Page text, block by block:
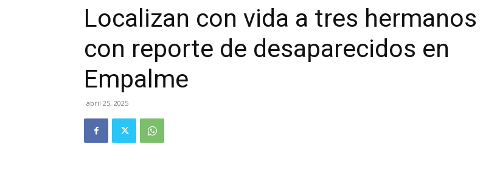
Localizan con vida a tres hermanos
con reporte de desaparecidos en
Empalme
abril 25, 2025